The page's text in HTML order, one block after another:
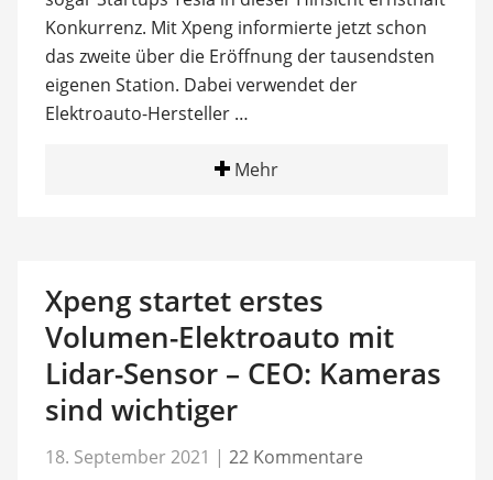
Konkurrenz. Mit Xpeng informierte jetzt schon
das zweite über die Eröffnung der tausendsten
eigenen Station. Dabei verwendet der
Elektroauto-Hersteller …
Mehr
Xpeng startet erstes
Volumen-Elektroauto mit
Lidar-Sensor – CEO: Kameras
sind wichtiger
18. September 2021 | 22 Kommentare